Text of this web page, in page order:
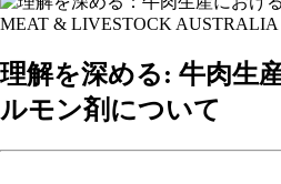
MEAT & LIVESTOCK AUSTRALIA
理解を深める: 牛肉生
ルモン剤について